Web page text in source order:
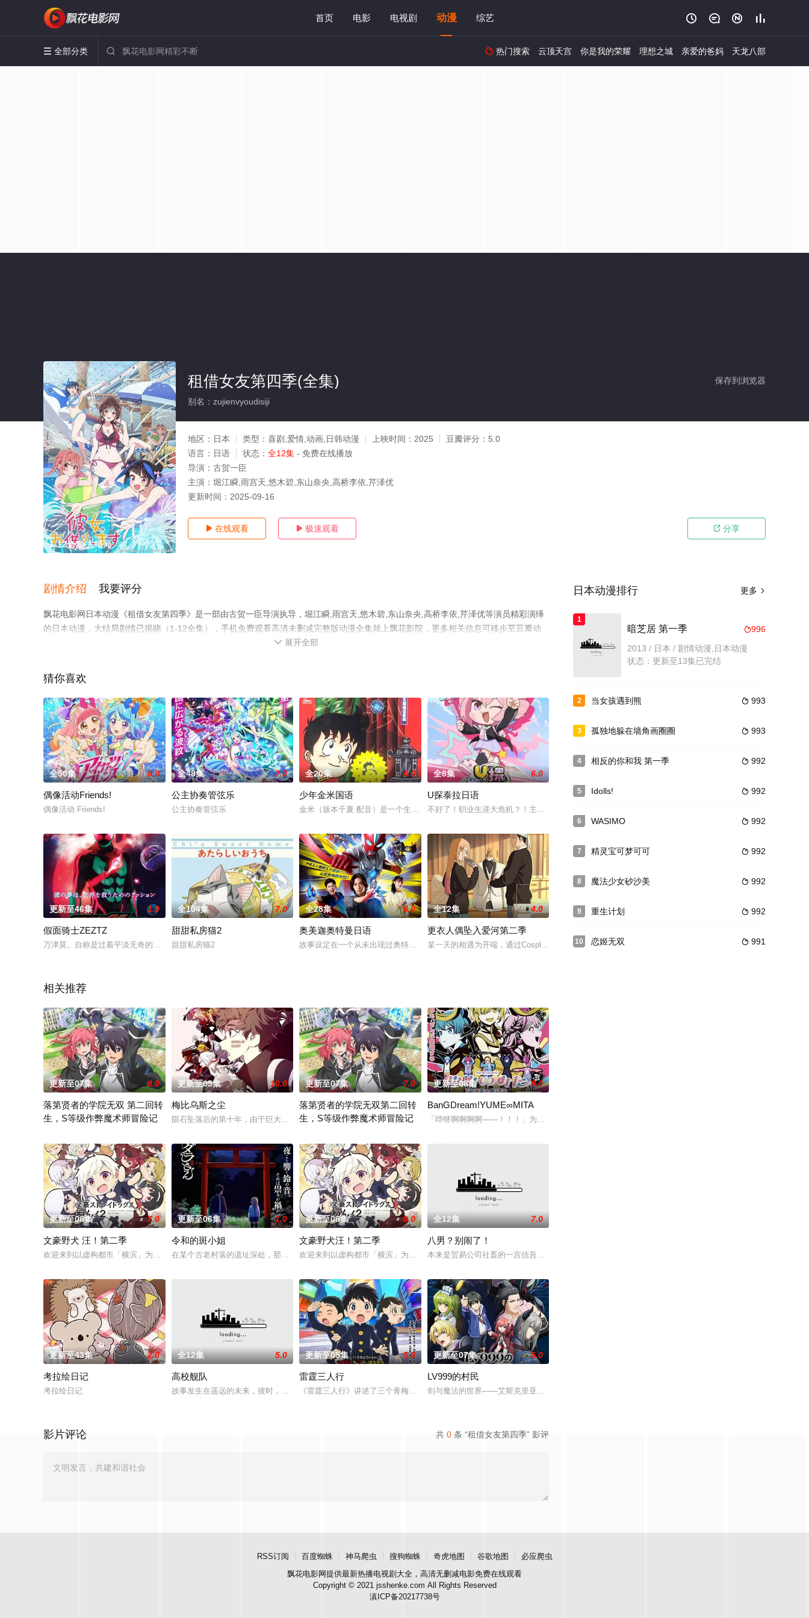
首页 电影 电视剧 动漫 综艺    
 全部分类   热门搜索 云顶天宫 你是我的荣耀 理想之城 亲爱的爸妈 天龙八部
1-12全集/大结局
保存到浏览器
租借女友第四季(全集)
别名：zujienvyoudisiji
地区： 日本 类型： 喜剧,爱情,动画,日韩动漫 上映时间： 2025 豆瓣评分： 5.0
语言： 日语 状态： 全12集 - 免费在线播放
导演： 古贺一臣
主演： 堀江瞬,雨宫天,悠木碧,东山奈央,高桥李依,芹泽优
更新时间： 2025-09-16
 在线观看  极速观看  分享
剧情介绍 我要评分
飘花电影网日本动漫《租借女友第四季》是一部由古贺一臣导演执导，堀江瞬,雨宫天,悠木碧,东山奈央,高桥李依,芹泽优等演员精彩演绎
的日本动漫，大结局剧情已揭晓（1-12全集），手机免费观看高清未删减完整版动漫全集就上飘花影院，更多相关信息可移步至豆瓣动
 展开全部
猜你喜欢
全50集 8.0
偶像活动Friends!
偶像活动 Friends!
全48集 7.0
公主协奏管弦乐
公主协奏管弦乐
全20集 4.0
少年金米国语
金米（坂本千夏 配音）是一个生活在偏僻乡村的少年，他天性活泼，身手敏捷，其非凡资质被在各地云游的老师（増岡弘 饰）所发现。老师来自武
全8集 6.0
U探泰拉日语
不好了！职业生涯大危机？！主播U绝不放弃！马上关注主播，助力我的大型直播企划《U探泰拉》！！目的
更新至46集 1.0
假面骑士ZEZTZ
万津莫。自称是过着平淡无奇的日常生活的普通好青年，但凭借能够自由操控梦境的清醒梦能力，每当入睡就会成为无敌的特工！在梦境中为拯救被囚
全104集 7.0
甜甜私房猫2
甜甜私房猫2
全28集 6.0
奥美迦奥特曼日语
故事设定在一个从未出现过奥特曼与怪兽的地球上。某天，一名外星人意外从宇宙坠落，他手持有着象征身份的红色宇宙回旋镖“奥美迦头镖”，并有
全12集 4.0
更衣人偶坠入爱河第二季
某一天的相遇为开端，通过Cosplay加深交流的喜多川海梦与五条新菜。还有好多想尝试的Cosplay，想制作的
相关推荐
更新至07集 8.0
落第贤者的学院无双 第二回转
生，S等级作弊魔术师冒险记
更新至05集 10.0
梅比乌斯之尘
陨石坠落后的第十年，由于巨大结晶释放出的神秘粒子“梅比乌斯之尘”的影响，一部分孩子获得了名为“拉姆斯”的特殊能力。这些特殊能力者由于
更新至07集 7.0
落第贤者的学院无双第二回转
生，S等级作弊魔术师冒险记
更新至08集 9.0
BanGDream!YUME∞MITA
「哔呀啊啊啊啊——！！！」为了乐团出道而突然集结的团员们！虽然每个人都拥有耀眼夺目的个性与实力，
更新至06集 7.0
文豪野犬 汪！第二季
欢迎来到以虚构都市「横滨」为舞台，一众如同疯跑乱咬、四处乱窜的迷途犬们，热热闹闹、鸡飞狗跳的日常世界！ 依旧针锋相对、冲突不断的两方
更新至06集 1.0
令和的斑小姐
在某个古老村落的遗址深处，那一片禁止入内的区域里，存在着被口口相传为“窥之生厄、亵之招祟”的“不可触碰之物”。世代担任山神守护的三十
更新至06集 9.0
文豪野犬汪！第二季
欢迎来到以虚构都市「横滨」为舞台，一众如同疯跑乱咬、四处乱窜的迷途犬们，热热闹闹、鸡飞狗跳的日常世界！依旧针锋相对、冲突不断的两
全12集 7.0
八男？别闹了！
本来是贸易公司社畜的一宫信吾，在一觉醒来之后竟然发现自己转生来到了异世界，成为了贫穷贵族家最小的
更新至43集 2.0
考拉绘日记
考拉绘日记
全12集 5.0
高校舰队
故事发生在遥远的未来，彼时，大陆板块的活动令海水渐渐淹没了日本的大部分国土，人们不得不在海上建造起新的都市。随着时间的推移，海上都市
更新至05集 5.0
雷霆三人行
《雷霆三人行》讲述了三个青梅竹马的挚友拼命寻找失踪少女的故事。本剧集围绕着平凡的中学生平太郎和两个好友燕和广志展开，三人被称为“小
更新至07集 5.0
LV999的村民
剑与魔法的世界——艾斯克里亚。在这个世界里，人们生来就背负着等级与既定使命。战士、格斗家、僧侣、
共 0 条 “租借女友第四季” 影评
影片评论
更多 
日本动漫排行
1
996
暗芝居 第一季
2013 / 日本 / 剧情动漫,日本动漫
状态：更新至13集已完结
2  993
当女孩遇到熊
3  993
孤独地躲在墙角画圈圈
4  992
相反的你和我 第一季
5  992
Idolls!
6  992
WASIMO
7  992
精灵宝可梦可可
8  992
魔法少女砂沙美
9  992
重生计划
10  991
恋姬无双
RSS订阅 百度蜘蛛 神马爬虫 搜狗蜘蛛 奇虎地图 谷歌地图
必应爬虫
飘花电影网提供最新热播电视剧大全，高清无删减电影免费在线观看
Copyright © 2021 jsshenke.com All Rights Reserved
滇ICP备20217738号